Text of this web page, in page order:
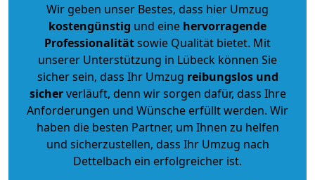
Wir geben unser Bestes, dass hier Umzug
kostengünstig und eine hervorragende
Professionalitätsowie Qualität bietet. Mit
unserer Unterstützung in Lübeck können Sie
sicher sein, dass Ihr Umzug reibungslos und
sicherverläuft, denn wir sorgen dafür, dass Ihre
Anforderungen und Wünsche erfüllt werden. Wir
haben die besten Partner, um Ihnen zu helfen
und sicherzustellen, dass Ihr Umzug nach
Dettelbach ein erfolgreicher ist.